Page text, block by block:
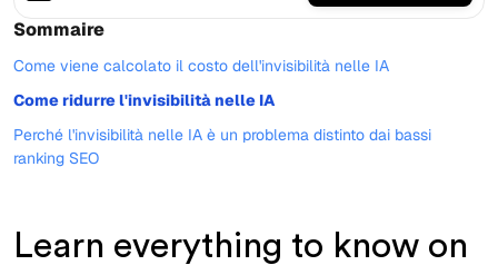
Sommaire
Come viene calcolato il costo dell'invisibilità nelle IA
Come ridurre l'invisibilità nelle IA
Perché l'invisibilità nelle IA è un problema distinto dai bassi
ranking SEO
Learn everything to know on